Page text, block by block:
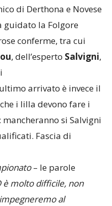
di Derthona e Novese
guidato la Folgore
conferme, tra cui
, dell’esperto Salvigni,
arrivato è invece il
i lilla devono fare i
si Salvigni
Fascia di
– le parole
è molto difficile, non
al